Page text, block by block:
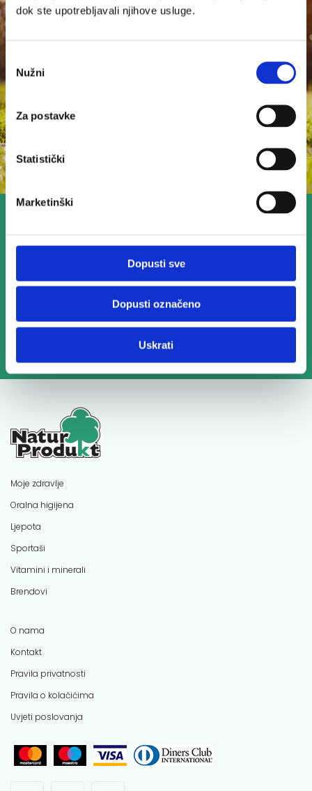
dok ste upotrebljavali njihove usluge.
pristanka
Nužni
Za postavke
Statistički
Marketinški
Dopusti sve
Dopusti označeno
Uskrati
Isključivo vrhunska kvaliteta,
pažljivo birani proizvodi
Pravi proizvodi za vaš uspjeh
Moje zdravlje
Oralna higijena
Ljepota
Sportaši
Vitamini i minerali
Brendovi
O nama
Kontakt
Pravila privatnosti
Pravila o kolačićima
Uvjeti poslovanja